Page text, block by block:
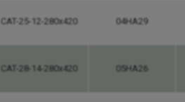
CAT-25-12-280x420 04HA29
CAT-28-14-280x420 05HA26